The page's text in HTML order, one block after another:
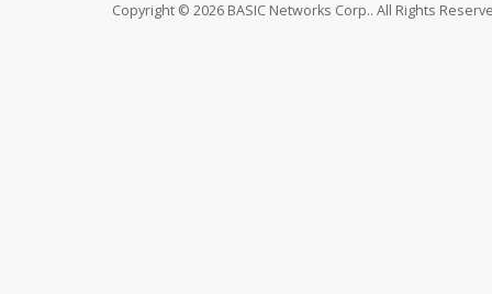
Copyright © 2026 BASIC Networks Corp.. All Rights